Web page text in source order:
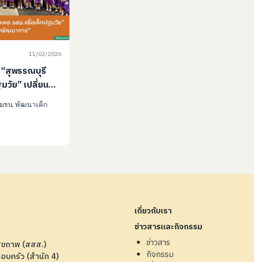
11/02/2026
สุพรรณบุรี
วัย” เปลี่ยน
สร้าง
ชน พัฒนาเด็ก
ภาพ (สสส.)
บครัว (สำนัก 4)
เกี่ยวกับเรา
ข่าวสารและกิจกรรม
ข่าวสาร
กิจกรรม